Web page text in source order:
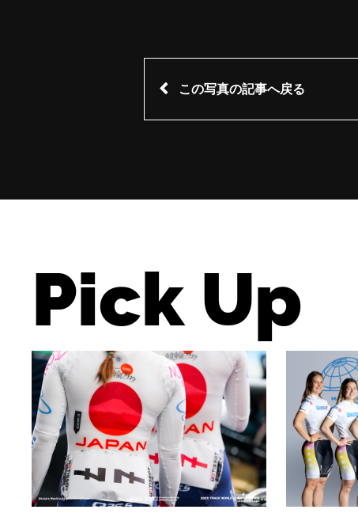
この写真の記事へ戻る
Pick Up